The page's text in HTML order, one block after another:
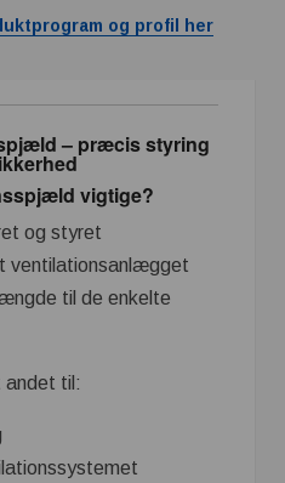
og profil her
– præcis styring
vigtige?
og styret
ventilationsanlægget
til de enkelte
andet til: